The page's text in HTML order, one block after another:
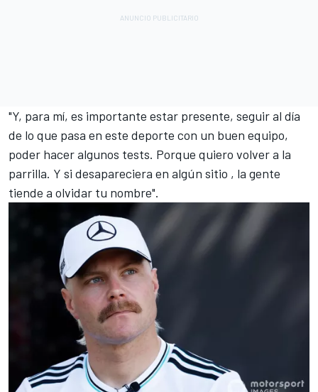
"Y, para mí, es importante estar presente, seguir al día
de lo que pasa en este deporte con un buen equipo,
poder hacer algunos tests. Porque quiero volver a la
parrilla. Y si desapareciera en algún sitio , la gente
tiende a olvidar tu nombre".